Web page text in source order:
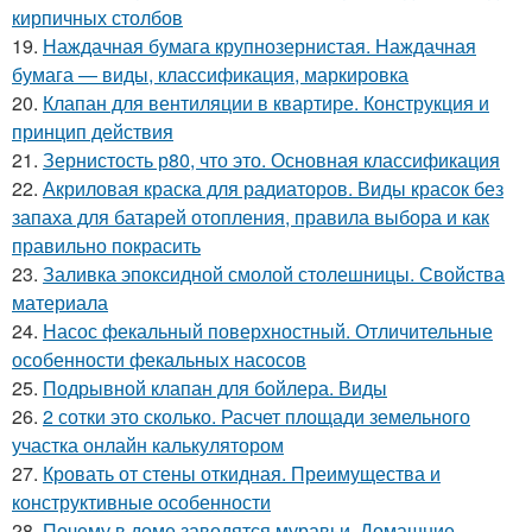
кирпичных столбов
19. Наждачная бумага крупнозернистая. Наждачная
бумага — виды, классификация, маркировка
20. Клапан для вентиляции в квартире. Конструкция и
принцип действия
21. Зернистость р80, что это. Основная классификация
22. Акриловая краска для радиаторов. Виды красок без
запаха для батарей отопления, правила выбора и как
правильно покрасить
23. Заливка эпоксидной смолой столешницы. Свойства
материала
24. Насос фекальный поверхностный. Отличительные
особенности фекальных насосов
25. Подрывной клапан для бойлера. Виды
26. 2 сотки это сколько. Расчет площади земельного
участка онлайн калькулятором
27. Кровать от стены откидная. Преимущества и
конструктивные особенности